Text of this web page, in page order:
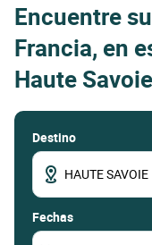
Encuentre
Francia, en
Haute Savoie
Destino
fechas